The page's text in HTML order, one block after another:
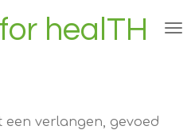
healTH
een verlangen, gevoed